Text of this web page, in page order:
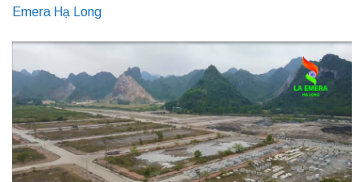
Emera Hạ Long